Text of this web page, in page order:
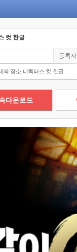
컷 한글
등록자
의 장소 디렉터스 컷 한글
다운로드